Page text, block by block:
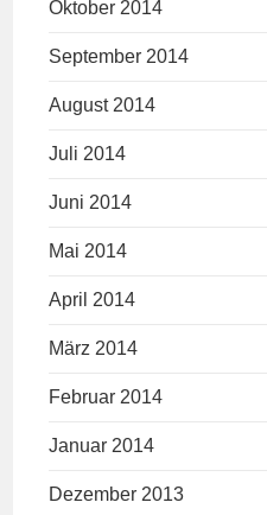
Oktober 2014
September 2014
August 2014
Juli 2014
Juni 2014
Mai 2014
April 2014
März 2014
Februar 2014
Januar 2014
Dezember 2013